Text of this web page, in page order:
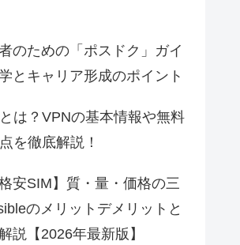
のための「ポスドク」ガイ
とキャリア形成のポイント
は？VPNの基本情報や無料
を徹底解説！
安SIM】質・量・価格の三
のメリットデメリットと
説【2026年最新版】